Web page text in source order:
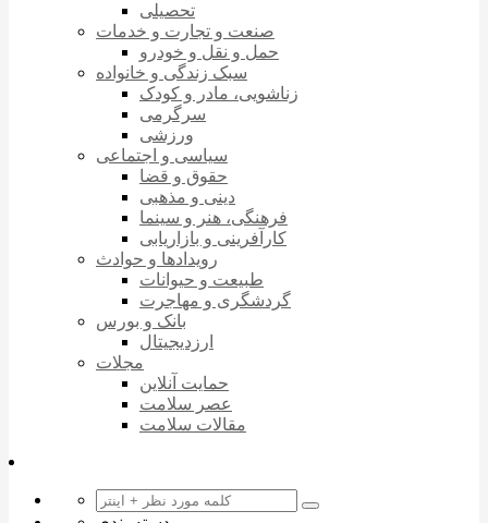
تحصیلی
صنعت و تجارت و خدمات
حمل و نقل و خودرو
سبک زندگی و خانواده
زناشویی، مادر و کودک
سرگرمی
ورزشی
سیاسی و اجتماعی
حقوق و قضا
دینی و مذهبی
فرهنگی، هنر و سینما
کارآفرینی و بازاریابی
رویدادها و حوادث
طبیعت و حیوانات
گردشگری و مهاجرت
بانک و بورس
ارزدیجیتال
مجلات
حمایت آنلاین
عصر سلامت
مقالات سلامت